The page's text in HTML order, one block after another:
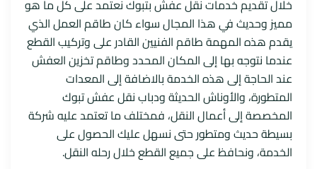
خلال تقديم خدمات نقل عفش بتبوك نعتمد على كل ما هو
مميز وحديث في هذا المجال سواء كان طاقم العمل الذي
يقدم هذه المهمة طاقم الفنيين القادر على وتركيب القطع
عندما نتوجه بها إلى المكان المحدد وطاقم تخزين العفش
عند الحاجة إلى هذه الخدمة بالاضافة إلى المعدات
المتطورة، والأوناش الحديثة ودباب نقل عفش تبوك
المخصصة إلى أعمال النقل، فمختلف ما تعتمد عليه شركة
بسيطة حديث ومتطور حتى نسهل عليك الحصول على
الخدمة، ونحافظ على جميع القطع خلال رحله النقل.